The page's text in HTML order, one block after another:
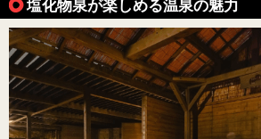
塩化物泉が楽しめる温泉の魅力